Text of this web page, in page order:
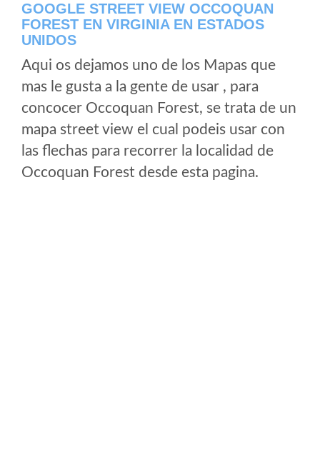
GOOGLE STREET VIEW OCCOQUAN
FOREST EN VIRGINIA EN ESTADOS
UNIDOS
Aqui os dejamos uno de los Mapas que
mas le gusta a la gente de usar , para
concocer Occoquan Forest, se trata de un
mapa street view el cual podeis usar con
las flechas para recorrer la localidad de
Occoquan Forest desde esta pagina.